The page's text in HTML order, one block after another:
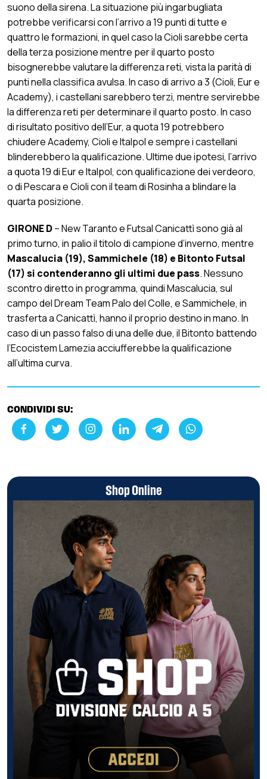
suono della sirena. La situazione più ingarbugliata
potrebbe verificarsi con l’arrivo a 19 punti di tutte e
quattro le formazioni, in quel caso la Cioli sarebbe certa
della terza posizione mentre per il quarto posto
bisognerebbe valutare la differenza reti, vista la parità di
punti nella classifica avulsa. In caso di arrivo a 3 (Cioli, Eur e
Academy), i castellani sarebbero terzi, mentre servirebbe
la differenza reti per determinare il quarto posto. In caso
di risultato positivo dell’Eur, a quota 19 potrebbero
chiudere Academy, Cioli e Italpol e sempre i castellani
blinderebbero la qualificazione. Ultime due ipotesi, l’arrivo
a quota 19 di Eur e Italpol, con qualificazione dei verdeoro,
o di Pescara e Cioli con il team di Rosinha a blindare la
quarta posizione.
GIRONE D– New Taranto e Futsal Canicattì sono già al
primo turno, in palio il titolo di campione d’inverno, mentre
Mascalucia (19), Sammichele (18) e Bitonto Futsal
(17) si contenderanno gli ultimi due pass. Nessuno
scontro diretto in programma, quindi Mascalucia, sul
campo del Dream Team Palo del Colle, e Sammichele, in
trasferta a Canicattì, hanno il proprio destino in mano. In
caso di un passo falso di una delle due, il Bitonto battendo
l’Ecocistem Lamezia acciufferebbe la qualificazione
all’ultima curva.
CONDIVIDI SU:
Shop Online